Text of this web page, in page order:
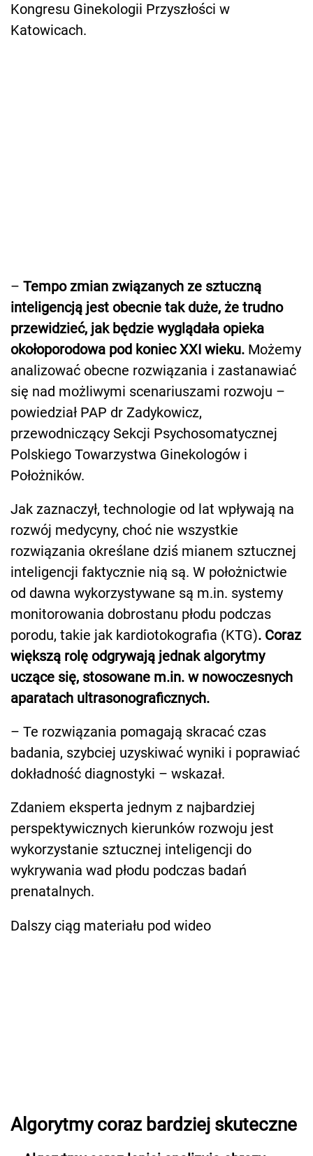
Kongresu Ginekologii Przyszłości w
Katowicach.
– Tempo zmian związanych ze sztuczną
inteligencją jest obecnie tak duże, że trudno
przewidzieć, jak będzie wyglądała opieka
okołoporodowa pod koniec XXI wieku. Możemy
analizować obecne rozwiązania i zastanawiać
się nad możliwymi scenariuszami rozwoju –
powiedział PAP dr Zadykowicz,
przewodniczący Sekcji Psychosomatycznej
Polskiego Towarzystwa Ginekologów i
Położników.
Jak zaznaczył, technologie od lat wpływają na
rozwój medycyny, choć nie wszystkie
rozwiązania określane dziś mianem sztucznej
inteligencji faktycznie nią są. W położnictwie
od dawna wykorzystywane są m.in. systemy
monitorowania dobrostanu płodu podczas
porodu, takie jak kardiotokografia (KTG). Coraz
większą rolę odgrywają jednak algorytmy
uczące się, stosowane m.in. w nowoczesnych
aparatach ultrasonograficznych.
– Te rozwiązania pomagają skracać czas
badania, szybciej uzyskiwać wyniki i poprawiać
dokładność diagnostyki – wskazał.
Zdaniem eksperta jednym z najbardziej
perspektywicznych kierunków rozwoju jest
wykorzystanie sztucznej inteligencji do
wykrywania wad płodu podczas badań
prenatalnych.
Dalszy ciąg materiału pod wideo
Algorytmy coraz bardziej skuteczne